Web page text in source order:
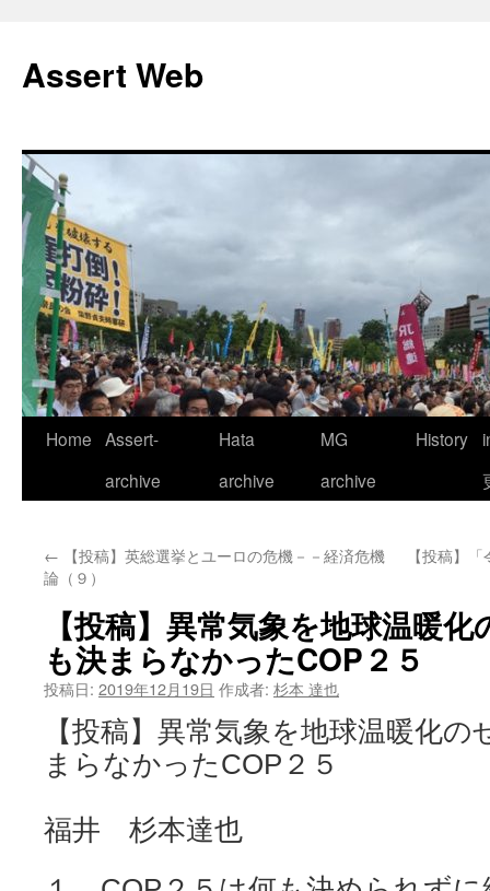
テ
ン
ス
キ
ッ
プ
Assert Web
Home Assert-
archive
Hata
archive
MG
archive
History
← 【投稿】英総選挙とユーロの危機－－経済危機
論（９）
【投稿】
【投稿】異常気象を地球温暖
も決まらなかったCOP２５
投稿日: 2019年12月19日 作成者: 杉本 達也
【投稿】異常気象を地球温暖化
まらなかったCOP２５
福井 杉本達也